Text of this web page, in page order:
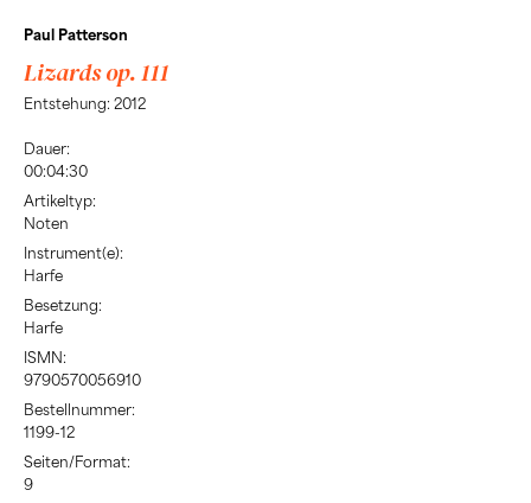
Paul Patterson
Lizards op. 111
Entstehung: 2012
Dauer:
00:04:30
Artikeltyp:
Noten
Instrument(e):
Harfe
Besetzung:
Harfe
ISMN:
9790570056910
Bestellnummer:
1199-12
Seiten/Format:
9